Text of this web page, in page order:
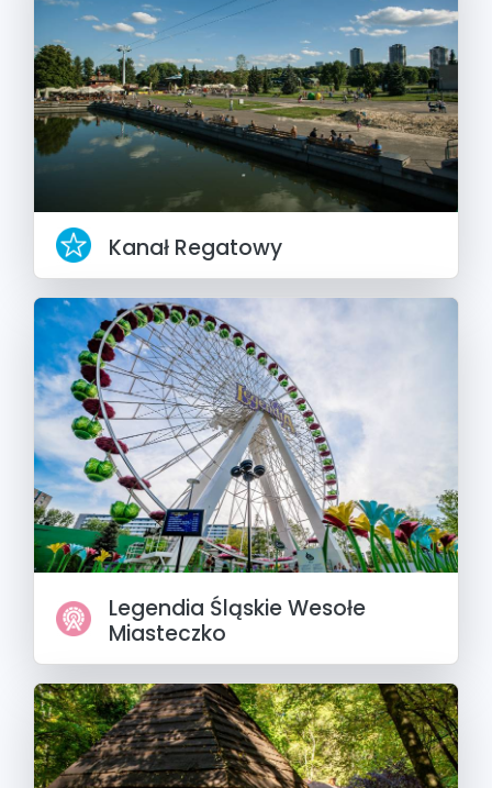
Kanał Regatowy
Legendia Śląskie Wesołe
Miasteczko